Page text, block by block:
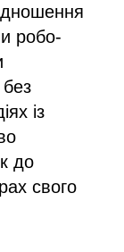
робо-
із
до
свого